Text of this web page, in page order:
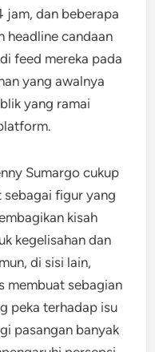
jam, dan beberapa
headline candaan
feed mereka pada
yang awalnya
yang ramai
Sumargo cukup
sebagai figur yang
kisah
kegelisahan dan
di sisi lain,
membuat sebagian
peka terhadap isu
pasangan banyak